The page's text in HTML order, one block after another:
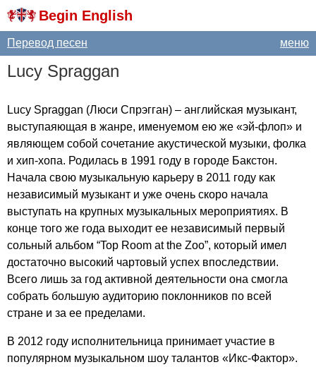
Begin English
меню
Перевод песен
Lucy Spraggan
Lucy Spraggan (Люси Спрэгган) – английская музыкант,
выступаяющая в жанре, именуемом ею же «эй-флоп» и
являющем собой сочетание акустической музыки, фолка
и хип-хопа. Родилась в 1991 году в городе Бакстон.
Начала свою музыкальную карьеру в 2011 году как
независимый музыкант и уже очень скоро начала
выступать на крупных музыкальных мероприятиях. В
конце того же года выходит ее независимый первый
сольный альбом “Top Room at the Zoo”, который имел
достаточно высокий чартовый успех впоследствии.
Всего лишь за год активной деятельности она смогла
собрать большую аудиторию поклонников по всей
стране и за ее пределами.
В 2012 году исполнительница принимает участие в
популярном музыкальном шоу талантов «Икс-Фактор».